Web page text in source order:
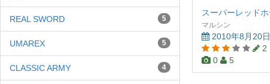
マルシン
2010年8月20日
2
0
5
REAL SWORD 5
UMAREX 5
CLASSIC ARMY 4